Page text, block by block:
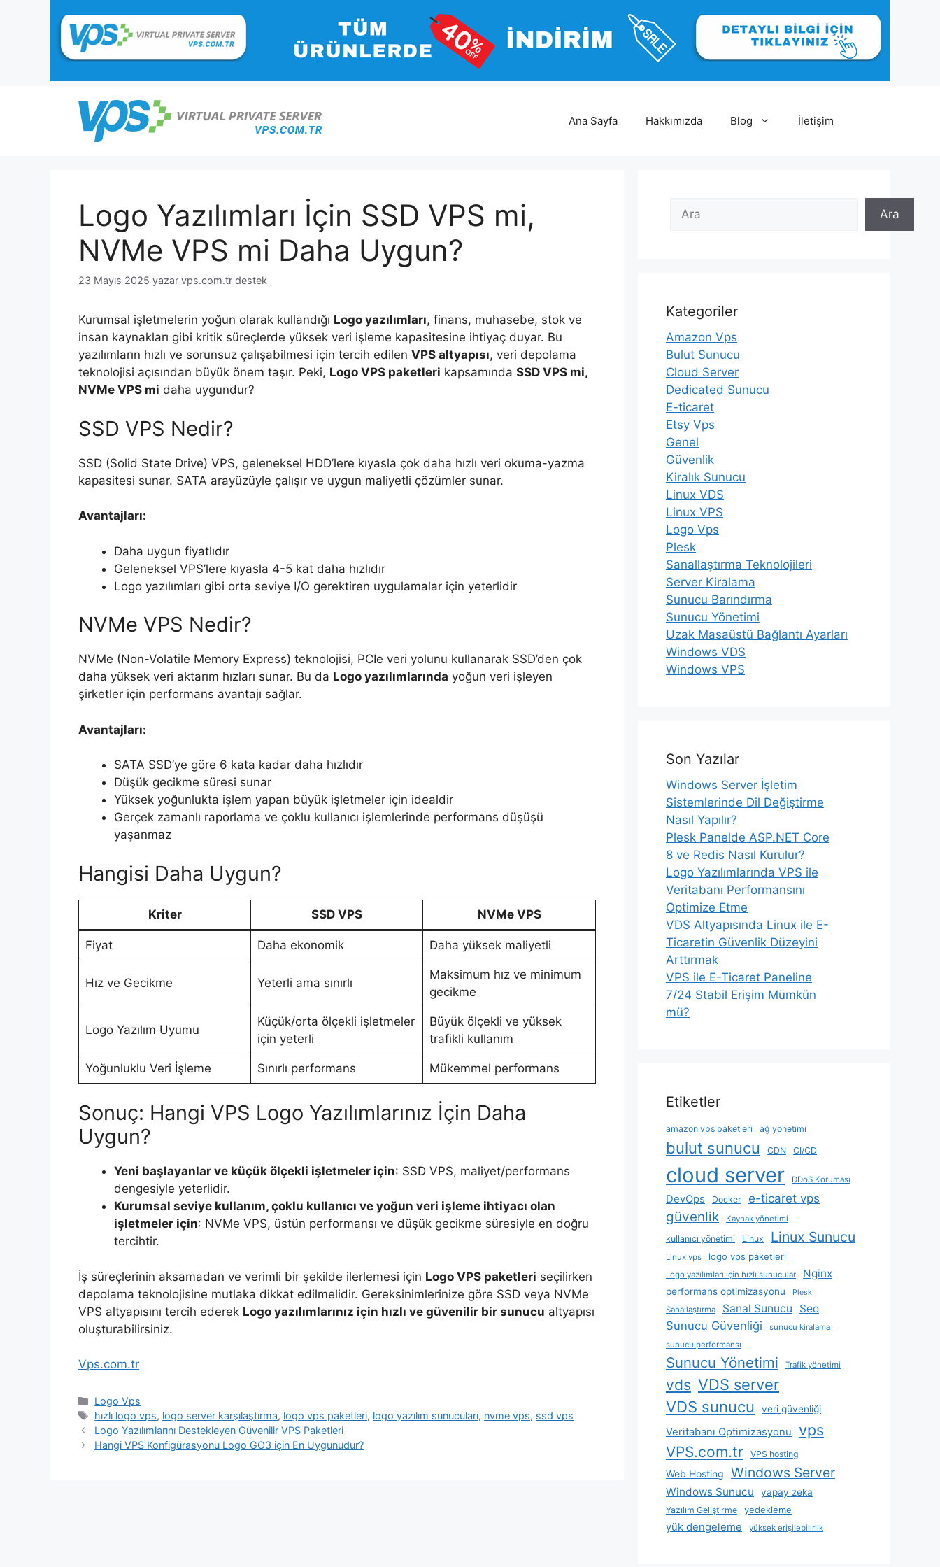
Ana Sayfa Hakkımızda Blog İletişim
Logo Yazılımları İçin SSD VPS mi,
NVMe VPS mi Daha Uygun?
23 Mayıs 2025 yazar vps.com.tr destek
Kurumsal işletmelerin yoğun olarak kullandığı Logo yazılımları, finans, muhasebe, stok ve
insan kaynakları gibi kritik süreçlerde yüksek veri işleme kapasitesine ihtiyaç duyar. Bu
yazılımların hızlı ve sorunsuz çalışabilmesi için tercih edilen VPS altyapısı, veri depolama
teknolojisi açısından büyük önem taşır. Peki, Logo VPS paketleri kapsamında SSD VPS mi,
NVMe VPS mi daha uygundur?
SSD VPS Nedir?
SSD (Solid State Drive) VPS, geleneksel HDD’lere kıyasla çok daha hızlı veri okuma-yazma
kapasitesi sunar. SATA arayüzüyle çalışır ve uygun maliyetli çözümler sunar.
Avantajları:
Daha uygun fiyatlıdır
Geleneksel VPS’lere kıyasla 4-5 kat daha hızlıdır
Logo yazılımları gibi orta seviye I/O gerektiren uygulamalar için yeterlidir
NVMe VPS Nedir?
NVMe (Non-Volatile Memory Express) teknolojisi, PCIe veri yolunu kullanarak SSD’den çok
daha yüksek veri aktarım hızları sunar. Bu da Logo yazılımlarında yoğun veri işleyen
şirketler için performans avantajı sağlar.
Avantajları:
SATA SSD’ye göre 6 kata kadar daha hızlıdır
Düşük gecikme süresi sunar
Yüksek yoğunlukta işlem yapan büyük işletmeler için idealdir
Gerçek zamanlı raporlama ve çoklu kullanıcı işlemlerinde performans düşüşü
yaşanmaz
Hangisi Daha Uygun?
Kriter SSD VPS NVMe VPS
Fiyat Daha ekonomik Daha yüksek maliyetli
Hız ve Gecikme Yeterli ama sınırlı
Maksimum hız ve minimum
gecikme
Logo Yazılım Uyumu
Küçük/orta ölçekli işletmeler
için yeterli
Büyük ölçekli ve yüksek
trafikli kullanım
Yoğunluklu Veri İşleme Sınırlı performans Mükemmel performans
Sonuç: Hangi VPS Logo Yazılımlarınız İçin Daha
Uygun?
Yeni başlayanlar ve küçük ölçekli işletmeler için: SSD VPS, maliyet/performans
dengesiyle yeterlidir.
Kurumsal seviye kullanım, çoklu kullanıcı ve yoğun veri işleme ihtiyacı olan
işletmeler için: NVMe VPS, üstün performansı ve düşük gecikme süresiyle en doğru
tercihtir.
İş süreçlerinin aksamadan ve verimli bir şekilde ilerlemesi için Logo VPS paketleri seçilirken
depolama teknolojisine mutlaka dikkat edilmelidir. Gereksinimlerinize göre SSD veya NVMe
VPS altyapısını tercih ederek Logo yazılımlarınız için hızlı ve güvenilir bir sunucu altyapısı
oluşturabilirsiniz.
Vps.com.tr
Kategoriler
Logo Vps
Etiketler
hızlı logo vps, logo server karşılaştırma, logo vps paketleri, logo yazılım sunucuları, nvme vps, ssd vps
Logo Yazılımlarını Destekleyen Güvenilir VPS Paketleri
Hangi VPS Konfigürasyonu Logo GO3 için En Uygunudur?
Ara
Kategoriler
Amazon Vps
Bulut Sunucu
Cloud Server
Dedicated Sunucu
E-ticaret
Etsy Vps
Genel
Güvenlik
Kiralık Sunucu
Linux VDS
Linux VPS
Logo Vps
Plesk
Sanallaştırma Teknolojileri
Server Kiralama
Sunucu Barındırma
Sunucu Yönetimi
Uzak Masaüstü Bağlantı Ayarları
Windows VDS
Windows VPS
Son Yazılar
Windows Server İşletim
Sistemlerinde Dil Değiştirme
Nasıl Yapılır?
Plesk Panelde ASP.NET Core
8 ve Redis Nasıl Kurulur?
Logo Yazılımlarında VPS ile
Veritabanı Performansını
Optimize Etme
VDS Altyapısında Linux ile E-
Ticaretin Güvenlik Düzeyini
Arttırmak
VPS ile E-Ticaret Paneline
7/24 Stabil Erişim Mümkün
mü?
Etiketler
amazon vps paketleri ağ yönetimi
bulut sunucu CDN CI/CD
cloud server DDoS Koruması
DevOps Docker e-ticaret vps
güvenlik Kaynak yönetimi
kullanıcı yönetimi Linux Linux Sunucu
Linux vps logo vps paketleri
Logo yazılımları için hızlı sunucular Nginx
performans optimizasyonu Plesk
Sanallaştırma Sanal Sunucu Seo
Sunucu Güvenliği
sunucu kiralama
sunucu performansı
Sunucu Yönetimi Trafik yönetimi
vds VDS server
VDS sunucu
veri güvenliği
Veritabanı Optimizasyonu vps
VPS.com.tr VPS hosting
Web Hosting Windows Server
Windows Sunucu yapay zeka
Yazılım Geliştirme yedekleme
yük dengeleme yüksek erişilebilirlik